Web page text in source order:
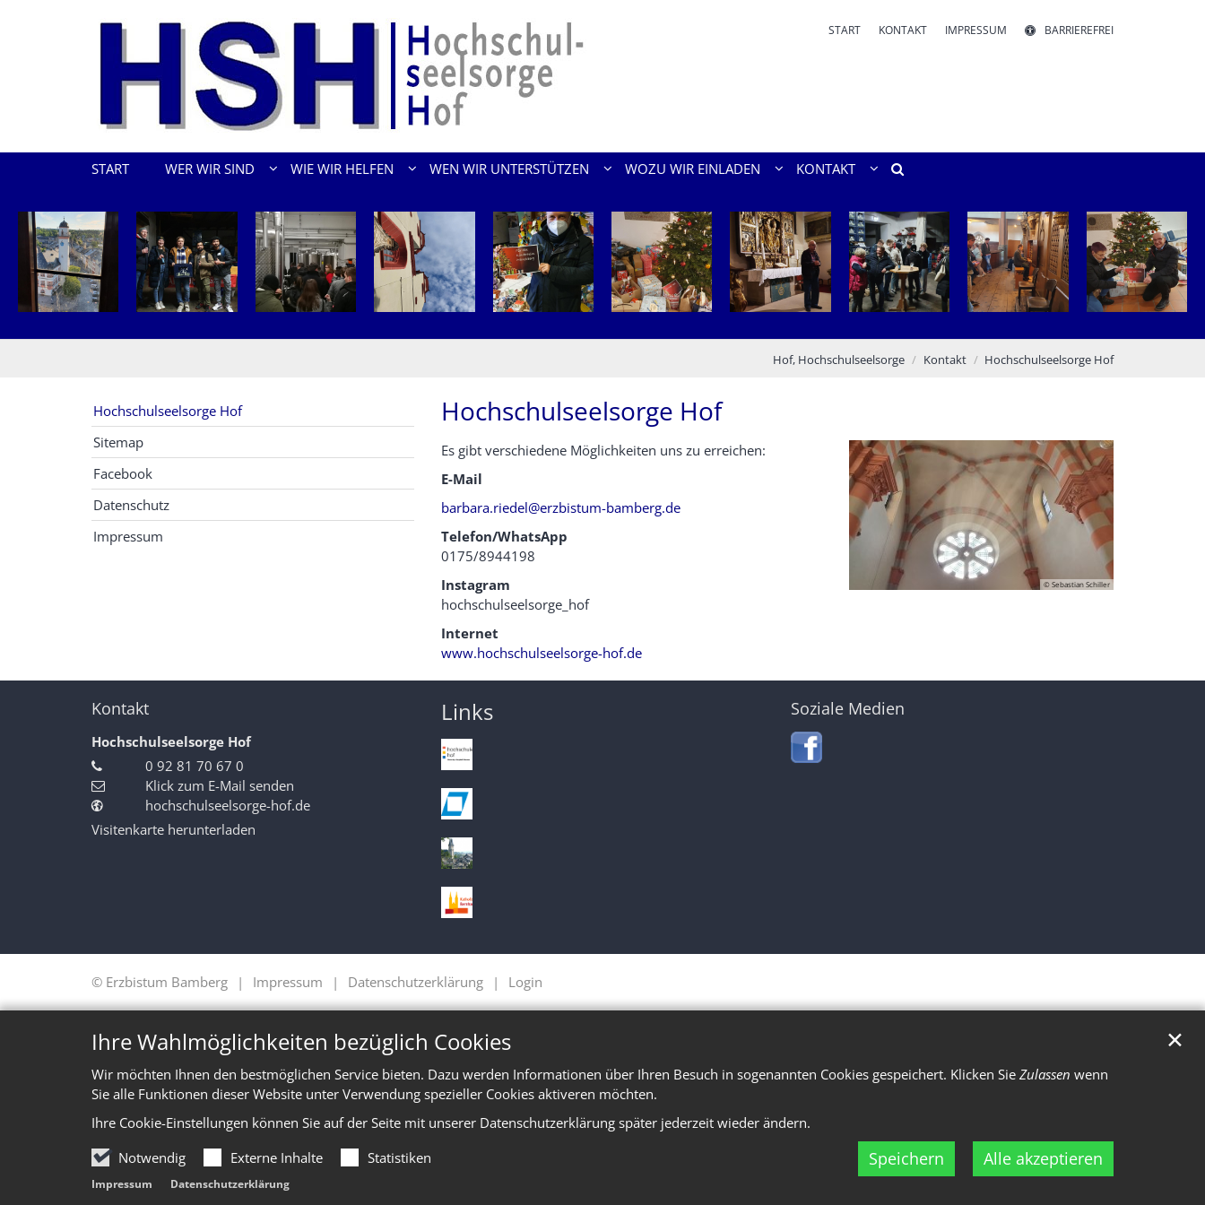
Ihre Wahlmöglichkeiten bezüglich Cookies
Wir möchten Ihnen den bestmöglichen Service bieten. Dazu werden Informationen über Ihren Besuch in sogenannten Cookies gespeichert. Klicken Sie Zulassen wenn
Sie alle Funktionen dieser Website unter Verwendung spezieller Cookies aktiveren möchten.
Ihre Cookie-Einstellungen können Sie auf der Seite mit unserer Datenschutzerklärung später jederzeit wieder ändern.
Notwendig
Externe Inhalte Statistiken Speichern Alle akzeptieren
✕
Impressum Datenschutzerklärung
START KONTAKT IMPRESSUM BARRIEREFREI
START WER WIR SIND WIE WIR HELFEN WEN WIR UNTERSTÜTZEN WOZU WIR EINLADEN KONTAKT
Hof, Hochschulseelsorge Kontakt Hochschulseelsorge Hof
Hochschulseelsorge Hof
© Sebastian Schiller
Es gibt verschiedene Möglichkeiten uns zu erreichen:
E-Mail
barbara.riedel@erzbistum-bamberg.de
Telefon/WhatsApp
0175/8944198
Instagram
hochschulseelsorge_hof
Internet
www.hochschulseelsorge-hof.de
Hochschulseelsorge Hof
Sitemap
Facebook
Datenschutz
Impressum
Kontakt
Hochschulseelsorge Hof
0 92 81 70 67 0
Klick zum E-Mail senden
hochschulseelsorge-hof.de
Visitenkarte herunterladen
Links Soziale Medien
© Erzbistum Bamberg Impressum Datenschutzerklärung Login